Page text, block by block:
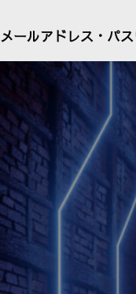
メールアドレス・パ